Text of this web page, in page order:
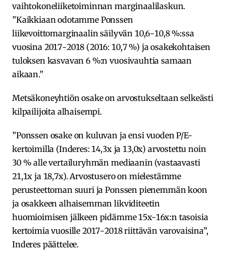
vaihtokoneliiketoiminnan marginaalilaskun.
”Kaikkiaan odotamme Ponssen
liikevoittomarginaalin säilyvän 10,6-10,8 %:ssa
vuosina 2017-2018 (2016: 10,7 %) ja osakekohtaisen
tuloksen kasvavan 6 %:n vuosivauhtia samaan
aikaan.”
Metsäkoneyhtiön osake on arvostukseltaan selkeästi
kilpailijoita alhaisempi.
”Ponssen osake on kuluvan ja ensi vuoden P/E-
kertoimilla (Inderes: 14,3x ja 13,0x) arvostettu noin
30 % alle vertailuryhmän mediaanin (vastaavasti
21,1x ja 18,7x). Arvostusero on mielestämme
perusteettoman suuri ja Ponssen pienemmän koon
ja osakkeen alhaisemman likviditeetin
huomioimisen jälkeen pidämme 15x-16x:n tasoisia
kertoimia vuosille 2017-2018 riittävän varovaisina”,
Inderes päättelee.